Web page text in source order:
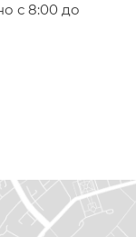
с 8:00 до